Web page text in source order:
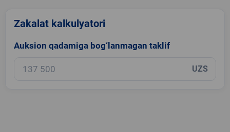
Zakalat kalkulyatori
Auksion qadamiga bog‘lanmagan taklif
UZS